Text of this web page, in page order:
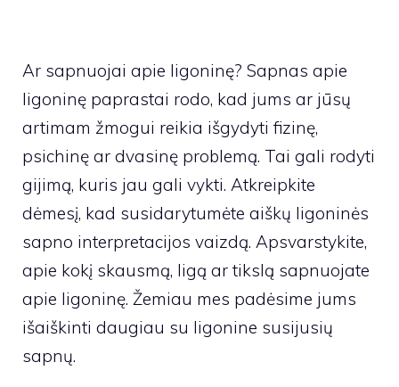
Ar sapnuojai apie ligoninę? Sapnas apie
ligoninę paprastai rodo, kad jums ar jūsų
artimam žmogui reikia išgydyti fizinę,
psichinę ar dvasinę problemą. Tai gali rodyti
gijimą, kuris jau gali vykti. Atkreipkite
dėmesį, kad susidarytumėte aiškų ligoninės
sapno interpretacijos vaizdą. Apsvarstykite,
apie kokį skausmą, ligą ar tikslą sapnuojate
apie ligoninę. Žemiau mes padėsime jums
išaiškinti daugiau su ligonine susijusių
sapnų.